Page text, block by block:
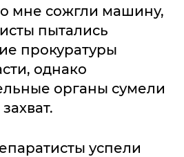
мне сожгли машину,
пытались
прокуратуры
однако
органы сумели
успели